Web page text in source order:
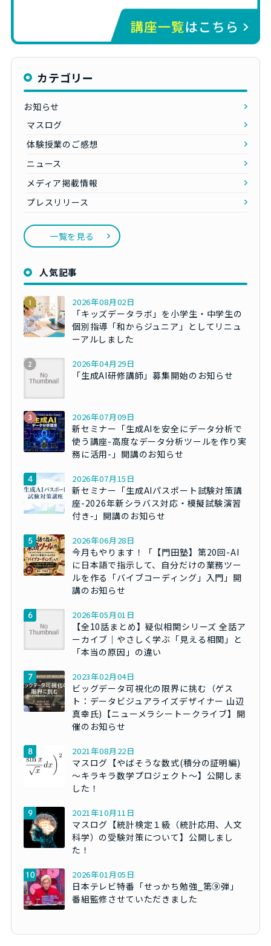
カテゴリー
お知らせ
マスログ
体験授業のご感想
ニュース
メディア掲載情報
プレスリリース
一覧を見る
人気記事
2026年08月02日
「キッズデータラボ」を小学生・中学生の
個別指導「和からジュニア」としてリニュ
ーアルしました
2026年04月29日
「生成AI研修講師」募集開始のお知らせ
2026年07月09日
新セミナー「生成AIを安全にデータ分析で
使う講座-高度なデータ分析ツールを作り実
務に活用-」開講のお知らせ
2026年07月15日
新セミナー「生成AIパスポート試験対策講
座-2026年新シラバス対応・模擬試験演習
付き-」開講のお知らせ
2026年06月28日
今月もやります！「【門田塾】第20回-AI
に日本語で指示して、自分だけの業務ツー
ルを作る「バイブコーディング」入門」開
講のお知らせ
2026年05月01日
【全10話まとめ】疑似相関シリーズ 全話ア
ーカイブ｜やさしく学ぶ「見える相関」と
「本当の原因」の違い
2023年02月04日
ビッグデータ可視化の限界に挑む（ゲス
ト：データビジュアライズデザイナー 山辺
真幸氏)【ニューメラシートークライブ】開
催のお知らせ
2021年08月22日
マスログ【やばそうな数式(積分の証明編)
～キラキラ数学プロジェクト～】公開しま
した！
2021年10月11日
マスログ【統計検定１級（統計応用、人文
科学）の受験対策について】公開しまし
た！
2026年01月05日
日本テレビ特番「せっかち勉強_第⑨弾」
番組監修させていただきました